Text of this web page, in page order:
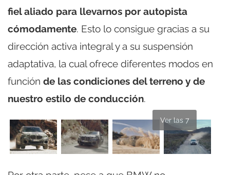
fiel aliado para llevarnos por autopista
cómodamente. Esto lo consigue gracias a su
dirección activa integral y a su suspensión
adaptativa, la cual ofrece diferentes modos en
función de las condiciones del terreno y de
nuestro estilo de conducción.
Ver las 7